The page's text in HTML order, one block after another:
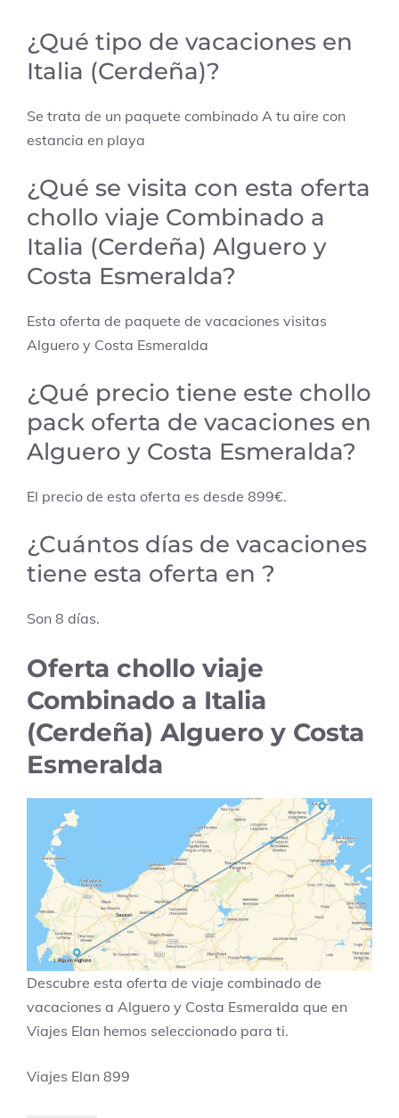
¿Qué tipo de vacaciones en
Italia (Cerdeña)?
Se trata de un paquete combinado A tu aire con
estancia en playa
¿Qué se visita con esta oferta
chollo viaje Combinado a
Italia (Cerdeña) Alguero y
Costa Esmeralda?
Esta oferta de paquete de vacaciones visitas
Alguero y Costa Esmeralda
¿Qué precio tiene este chollo
pack oferta de vacaciones en
Alguero y Costa Esmeralda?
El precio de esta oferta es desde 899€.
¿Cuántos días de vacaciones
tiene esta oferta en ?
Son 8 días.
Oferta chollo viaje
Combinado a Italia
(Cerdeña) Alguero y Costa
Esmeralda
Descubre esta oferta de viaje combinado de
vacaciones a Alguero y Costa Esmeralda que en
Viajes Elan hemos seleccionado para ti.
Viajes Elan 899